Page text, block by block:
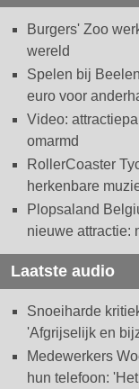
Burgers' Zoo
wereld
Spelen bij
euro voor
Video:
omarmd
RollerCoaster
herkenbare
Plopsaland
nieuwe attractie:
Laatste audio
Snoeiharde
'Afgrijselijk en
Medewerkers
hun telefoon: